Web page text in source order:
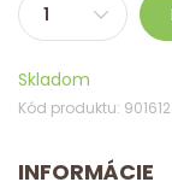
Skladom
Kód produktu: 901612
INFORMÁCIE